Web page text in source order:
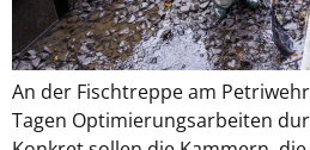
An der Fischtreppe am
Tagen Optimierungsarbeiten